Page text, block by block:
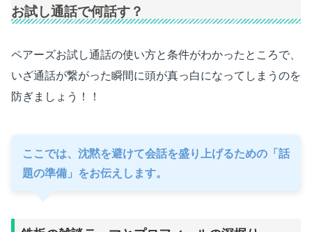
お試し通話で何話す？
ペアーズお試し通話の使い方と条件がわかったところで、
いざ通話が繋がった瞬間に頭が真っ白になってしまうのを
防ぎましょう！！
ここでは、沈黙を避けて会話を盛り上げるための「話
題の準備」をお伝えします。